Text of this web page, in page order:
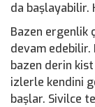
da başlayabilir.
Bazen ergenlik
devam edebilir.
bazen derin
izlerle kendini
başlar. Sivilce